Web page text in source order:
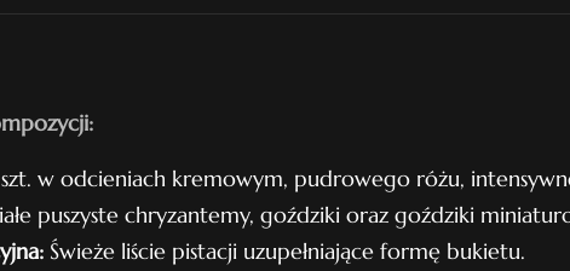
.
3
6
szt. w odcieniach kremowym, pudrowego różu,
puszyste chryzantemy, goździki oraz goździki
Świeże liście pistacji uzupełniające formę bukietu.